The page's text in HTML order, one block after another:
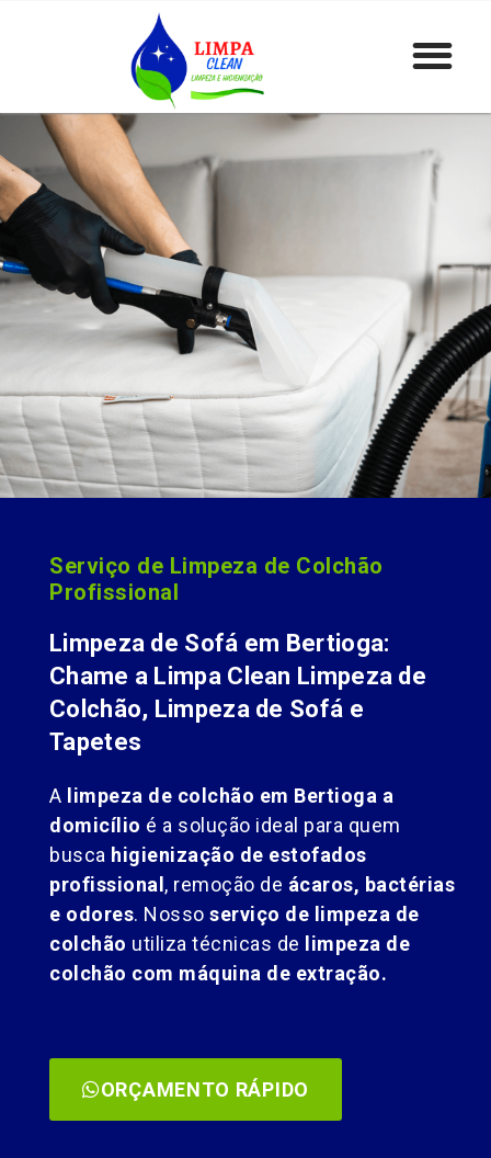
Serviço de Limpeza de Colchão
Profissional
Limpeza de Sofá em Bertioga:
Chame a Limpa Clean Limpeza de
Colchão, Limpeza de Sofá e
Tapetes
A limpeza de colchão em Bertioga a
domicílio é a solução ideal para quem
busca higienização de estofados
profissional, remoção de ácaros, bactérias
e odores. Nosso serviço de limpeza de
colchão utiliza técnicas de limpeza de
colchão com máquina de extração.
ORÇAMENTO RÁPIDO